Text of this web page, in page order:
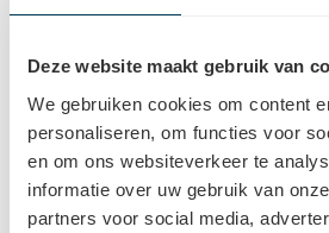
Deze website maakt gebruik van
We gebruiken cookies om content
personaliseren, om functies voor
en om ons websiteverkeer te
informatie over uw gebruik van
partners voor social media,